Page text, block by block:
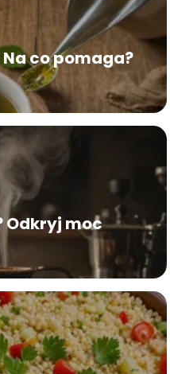
co pomaga?
Odkryj moc